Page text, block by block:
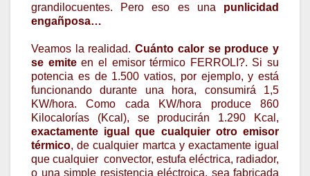
grandilocuentes. Pero eso es una punlicidad
engañposa…
Veamos la realidad.Cuánto calor se produce y
se emiteen el emisor térmico FERROLI?. Si su
potencia es de 1.500 vatios, por ejemplo, y está
funcionando durante una hora, consumirá 1,5
KW/hora. Como cada KW/hora produce 860
Kilocalorías (Kcal), se producirán 1.290 Kcal,
exactamente igual que cualquier otro emisor
térmico, de cualquier martca y exactamente igual
que cualquier convector, estufa eléctrica, radiador,
o una simple resistencia eléctroica, sea fabricada